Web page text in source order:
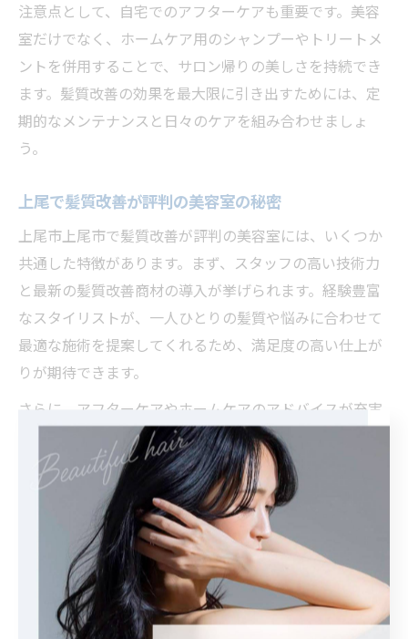
注意点として、自宅でのアフターケアも重要です。美容
室だけでなく、ホームケア用のシャンプーやトリートメ
ントを併用することで、サロン帰りの美しさを持続でき
ます。髪質改善の効果を最大限に引き出すためには、定
期的なメンテナンスと日々のケアを組み合わせましょ
う。
上尾で髪質改善が評判の美容室の秘密
上尾市上尾市で髪質改善が評判の美容室には、いくつか
共通した特徴があります。まず、スタッフの高い技術力
と最新の髪質改善商材の導入が挙げられます。経験豊富
なスタイリストが、一人ひとりの髪質や悩みに合わせて
最適な施術を提案してくれるため、満足度の高い仕上が
りが期待できます。
さらに、アフターケアやホームケアのアドバイスが充実
している点も人気の理由です。施術後の髪の状態や、日
常のお手入れ方法についても丁寧にサポートしてくれる
ため、継続的な髪質改善が叶います。
また、料金設定が明確で安心できることや、予約の取り
やすさ、当日予約や急な利用にも柔軟に対応してくれる
点も、多くのお客様から支持されているポイントです。
髪質改善を成功させたい方は、こうした美容室の特徴に